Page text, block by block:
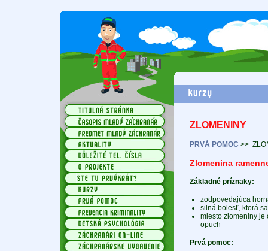
ZLOMENINY
PRVÁ POMOC >>
Zlomenina
Základné príznaky:
zodpovedajúca
silná bolesť, ktorá
miesto zlomeniny je
opuch
Prvá pomoc: